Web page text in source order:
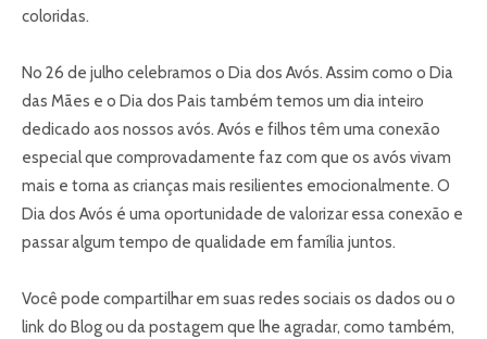
coloridas.
No 26 de julho celebramos o Dia dos Avós. Assim como o Dia
das Mães e o Dia dos Pais também temos um dia inteiro
dedicado aos nossos avós. Avós e filhos têm uma conexão
especial que comprovadamente faz com que os avós vivam
mais e torna as crianças mais resilientes emocionalmente. O
Dia dos Avós é uma oportunidade de valorizar essa conexão e
passar algum tempo de qualidade em família juntos.
Você pode compartilhar em suas redes sociais os dados ou o
link do Blog ou da postagem que lhe agradar, como também,